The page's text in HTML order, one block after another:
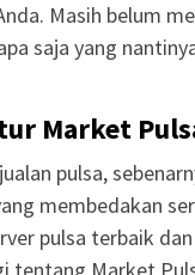
Masih belum
saja yang
Market
pulsa,
membedakan
pulsa terbaik